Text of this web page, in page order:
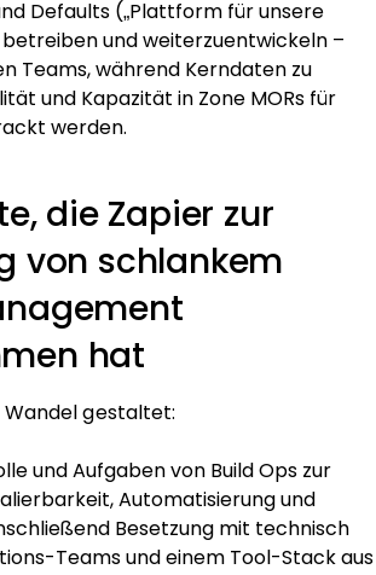
Defaults („Plattform für unsere
betreiben und weiterzuentwickeln –
Teams, während Kerndaten zu
und Kapazität in Zone MORs für
werden.
die Zapier zur
von schlankem
hat
Wandel gestaltet:
und Aufgaben von Build Ops zur
Automatisierung und
Besetzung mit technisch
Teams und einem Tool-Stack aus